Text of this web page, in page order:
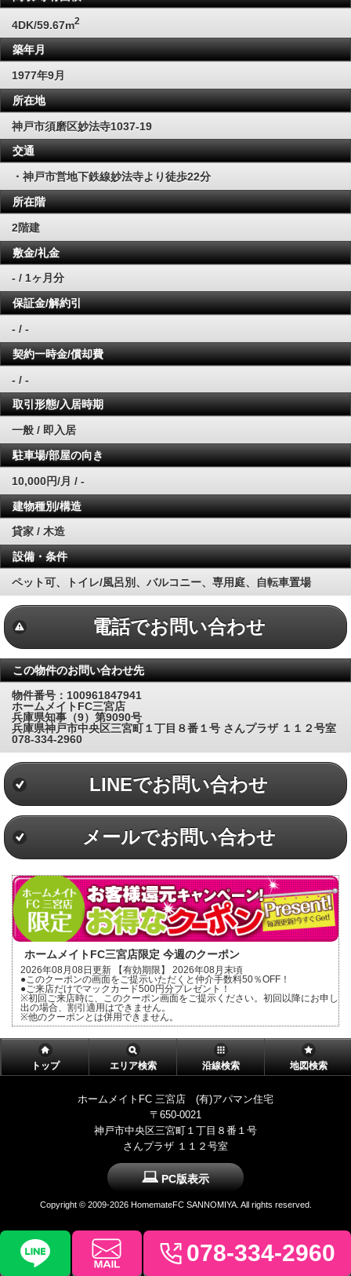
4DK/59.67m2
築年月
1977年9月
所在地
神戸市須磨区妙法寺1037-19
交通
・神戸市営地下鉄線妙法寺より徒歩22分
所在階
2階建
敷金/礼金
- / 1ヶ月分
保証金/解約引
- / -
契約一時金/償却費
- / -
取引形態/入居時期
一般 / 即入居
駐車場/部屋の向き
10,000円/月 / -
建物種別/構造
貸家 / 木造
設備・条件
ペット可、トイレ/風呂別、バルコニー、専用庭、自転車置場
電話でお問い合わせ
この物件のお問い合わせ先
物件番号：100961847941
ホームメイトFC三宮店
兵庫県知事（9）第9090号
兵庫県神戸市中央区三宮町１丁目８番１号 さんプラザ １１２号室
078-334-2960
LINEでお問い合わせ
メールでお問い合わせ
ホームメイトFC三宮店限定 今週のクーポン
2026年08月08日更新 【有効期限】 2026年08月末頃
●このクーポンの画面をご提示いただくと仲介手数料50％OFF！
●ご来店だけでマックカード500円分プレゼント！
※初回ご来店時に、このクーポン画面をご提示ください。初回以降にお申し
出の場合、割引適用はできません。
※他のクーポンとは併用できません。
トップ エリア検索 沿線検索 地図検索
ホームメイトFC 三宮店 (有)アパマン住宅
〒650-0021
神戸市中央区三宮町１丁目８番１号
さんプラザ １１２号室
078-334-2960
PC版表示
Copyright © 2009-2026 HomemateFC SANNOMIYA. All rights reserved.